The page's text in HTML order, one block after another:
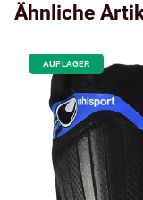
Ähnliche
AUF LAGER